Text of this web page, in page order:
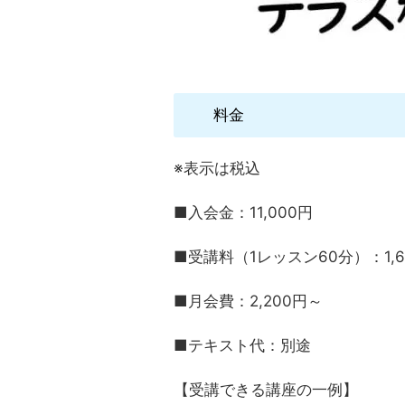
料金
※表示は税込
■入会金：11,000円
■受講料（1レッスン60分）：
■月会費：2,200円～
■テキスト代：別途
【受講できる講座の一例】